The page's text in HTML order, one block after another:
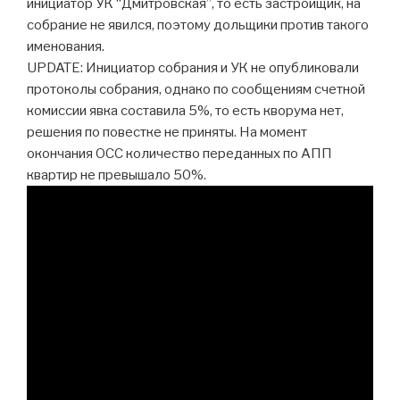
инициатор УК “Дмитровская”, то есть застройщик, на
собрание не явился, поэтому дольщики против такого
именования.
UPDATE: Инициатор собрания и УК не опубликовали
протоколы собрания, однако по сообщениям счетной
комиссии явка составила 5%, то есть кворума нет,
решения по повестке не приняты. На момент
окончания ОСС количество переданных по АПП
квартир не превышало 50%.